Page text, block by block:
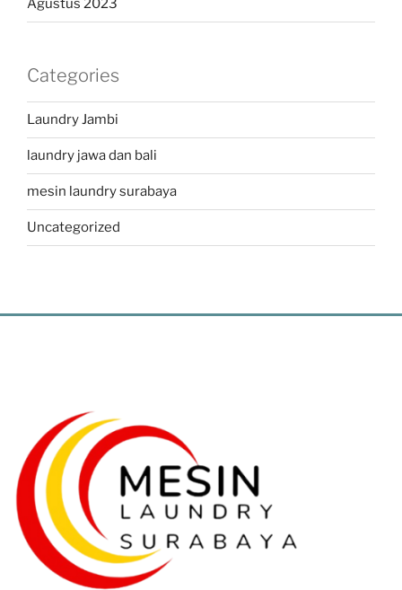
Agustus 2023
Categories
Laundry Jambi
laundry jawa dan bali
mesin laundry surabaya
Uncategorized